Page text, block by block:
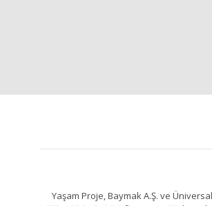
Yaşam Proje, Baymak A.Ş. ve